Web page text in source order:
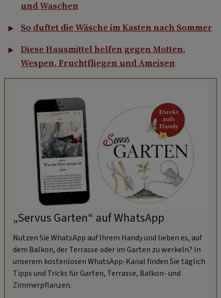
und Waschen
So duftet die Wäsche im Kasten nach Sommer
Diese Hausmittel helfen gegen Motten,
Wespen, Fruchtfliegen und Ameisen
„Servus Garten“ auf WhatsApp
Nutzen Sie WhatsApp auf Ihrem Handy und lieben es, auf
dem Balkon, der Terrasse oder im Garten zu werkeln? In
unserem kostenlosen WhatsApp-Kanal finden Sie täglich
Tipps und Tricks für Garten, Terrasse, Balkon- und
Zimmerpflanzen.